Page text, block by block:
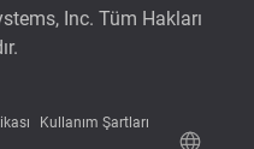
Inc. Tüm Hakları
Kullanım Şartları